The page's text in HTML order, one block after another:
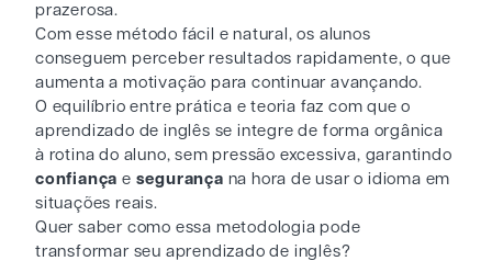
prazerosa.
Com esse método fácil e natural, os alunos
conseguem perceber resultados rapidamente, o que
aumenta a motivação para continuar avançando.
O equilíbrio entre prática e teoria faz com que o
aprendizado de inglês se integre de forma orgânica
à rotina do aluno, sem pressão excessiva, garantindo
confiança e segurança na hora de usar o idioma em
situações reais.
Quer saber como essa metodologia pode
transformar seu aprendizado de inglês?